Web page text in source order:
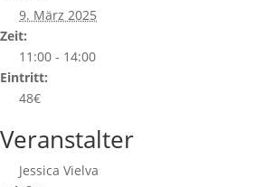
9. März 2025
Zeit:
11:00 - 14:00
Eintritt:
48€
Veranstalter
Jessica Vielva